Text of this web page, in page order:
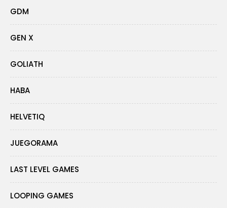
GDM
GEN X
GOLIATH
HABA
HELVETIQ
JUEGORAMA
LAST LEVEL GAMES
LOOPING GAMES